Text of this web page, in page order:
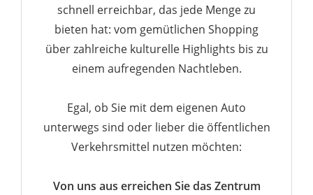
schnell erreichbar, das jede Menge zu
bieten hat: vom gemütlichen Shopping
über zahlreiche kulturelle Highlights bis zu
einem aufregenden Nachtleben.
Egal, ob Sie mit dem eigenen Auto
unterwegs sind oder lieber die öffentlichen
Verkehrsmittel nutzen möchten:
Von uns aus erreichen Sie das Zentrum